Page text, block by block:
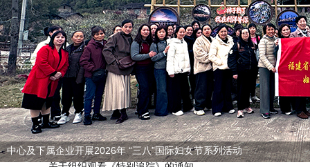
中心及下属企业开展2026年 “三八”国际妇女节系列活动
关于组织观看《特别追踪》的通知